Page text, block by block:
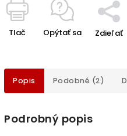
Tlač Opýtať sa Zdieľať
Popis Podobné (2)
Podrobný popis